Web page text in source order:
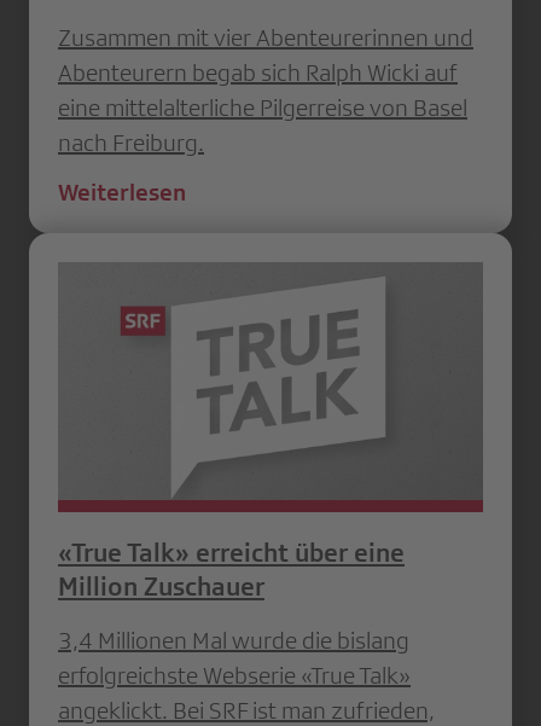
Zusammen mit vier Abenteurerinnen und
Abenteurern begab sich Ralph Wicki auf
eine mittelalterliche Pilgerreise von Basel
nach Freiburg.
Weiterlesen
«True Talk» erreicht über eine
Million Zuschauer
3,4 Millionen Mal wurde die bislang
erfolgreichste Webserie «True Talk»
angeklickt. Bei SRF ist man zufrieden,